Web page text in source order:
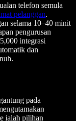
telefon semula
pelanggan.
selama 10–40 minit
pengurusan
integrasi
dan
pada
ialah pilihan